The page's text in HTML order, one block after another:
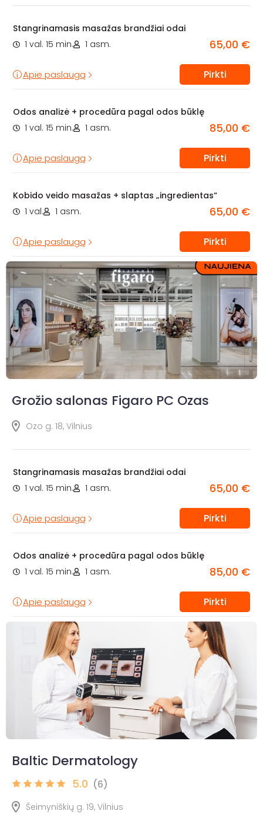
Stangrinamasis masažas brandžiai odai
1 val. 15 min.
1 asm. 65,00 €
Apie paslaugą Pirkti
Odos analizė + procedūra pagal odos būklę
1 val. 15 min.
1 asm. 85,00 €
Apie paslaugą Pirkti
Kobido veido masažas + slaptas „ingredientas“
1 val.
1 asm. 65,00 €
Apie paslaugą Pirkti
Grožio salonas Figaro PC Ozas
Ozo g. 18, Vilnius
Stangrinamasis masažas brandžiai odai
1 val. 15 min.
1 asm. 65,00 €
Apie paslaugą Pirkti
Odos analizė + procedūra pagal odos būklę
1 val. 15 min.
1 asm. 85,00 €
Apie paslaugą Pirkti
Baltic Dermatology
5.0 (6)
Šeimyniškių g. 19, Vilnius